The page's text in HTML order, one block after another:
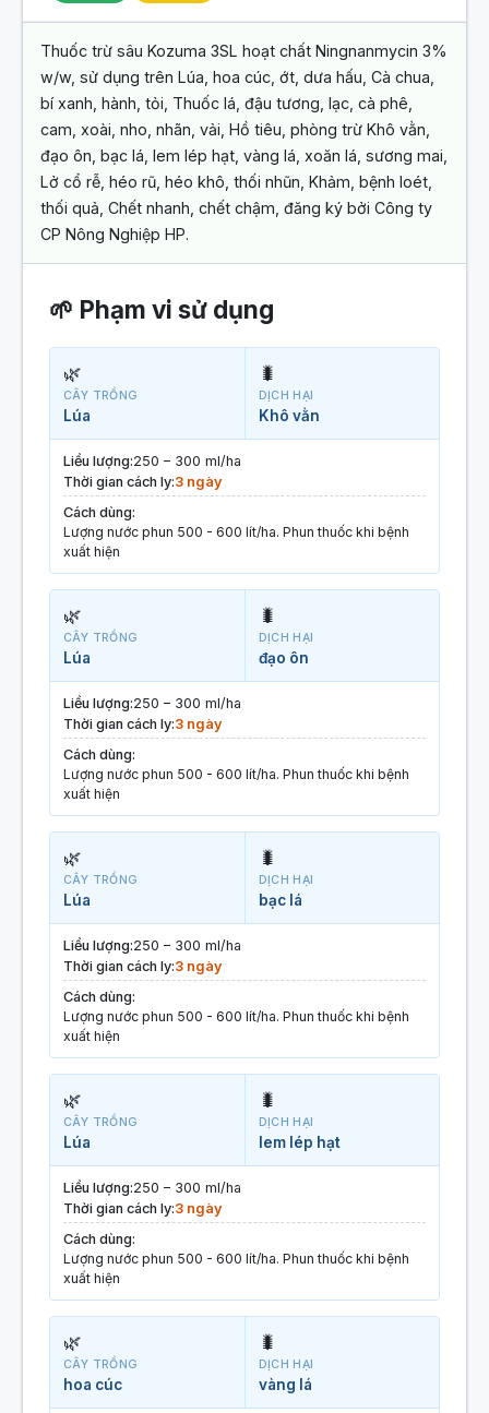
Thuốc trừ sâu Kozuma 3SL hoạt chất Ningnanmycin 3%
w/w, sử dụng trên Lúa, hoa cúc, ớt, dưa hấu, Cà chua,
bí xanh, hành, tỏi, Thuốc lá, đậu tương, lạc, cà phê,
cam, xoài, nho, nhãn, vải, Hồ tiêu, phòng trừ Khô vằn,
đạo ôn, bạc lá, lem lép hạt, vàng lá, xoăn lá, sương mai,
Lở cổ rễ, héo rũ, héo khô, thối nhũn, Khảm, bệnh loét,
thối quả, Chết nhanh, chết chậm, đăng ký bởi Công ty
CP Nông Nghiệp HP.
🌱 Phạm vi sử dụng
🌿
CÂY TRỒNG
Lúa
🐛
DỊCH HẠI
Khô vằn
Liều lượng:250 – 300 ml/ha
Thời gian cách ly:3 ngày
Cách dùng:
Lượng nước phun 500 - 600 lít/ha. Phun thuốc khi bệnh
xuất hiện
🌿
CÂY TRỒNG
Lúa
🐛
DỊCH HẠI
đạo ôn
Liều lượng:250 – 300 ml/ha
Thời gian cách ly:3 ngày
Cách dùng:
Lượng nước phun 500 - 600 lít/ha. Phun thuốc khi bệnh
xuất hiện
🌿
CÂY TRỒNG
Lúa
🐛
DỊCH HẠI
bạc lá
Liều lượng:250 – 300 ml/ha
Thời gian cách ly:3 ngày
Cách dùng:
Lượng nước phun 500 - 600 lít/ha. Phun thuốc khi bệnh
xuất hiện
🌿
CÂY TRỒNG
Lúa
🐛
DỊCH HẠI
lem lép hạt
Liều lượng:250 – 300 ml/ha
Thời gian cách ly:3 ngày
Cách dùng:
Lượng nước phun 500 - 600 lít/ha. Phun thuốc khi bệnh
xuất hiện
🌿
CÂY TRỒNG
hoa cúc
🐛
DỊCH HẠI
vàng lá